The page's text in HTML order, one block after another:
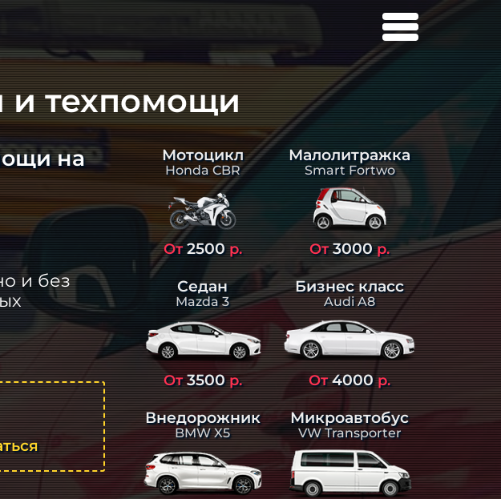
и техпомощи
на
и без
Мотоцикл
Honda CBR
От2500р.
Малолитражка
Smart Fortwo
От3000р.
Седан
Mazda 3
От3500р.
Бизнес класс
Audi A8
От4000р.
Внедорожник
BMW X5
Микроавтобус
VW Transporter